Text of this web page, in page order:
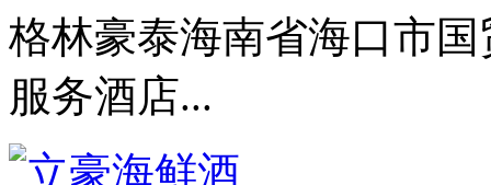
格林豪泰海南省海口市
服务酒店...